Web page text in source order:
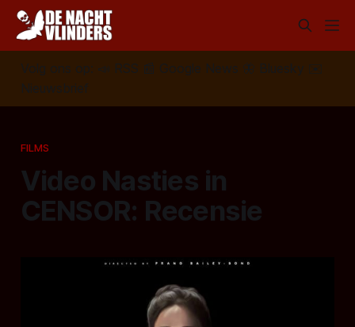
Volg ons op: 📣 RSS 📰 Google News 🦋 Bluesky
✉️
Nieuwsbrief
FILMS
Video Nasties in
CENSOR: Recensie